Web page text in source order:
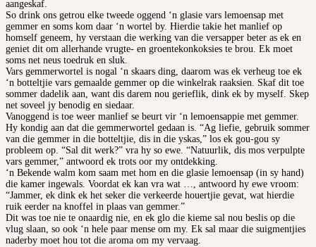
aangeskaf.
So drink ons getrou elke tweede oggend ‘n glasie vars lemoensap met
gemmer en soms kom daar ‘n wortel by. Hierdie takie het manlief op
homself geneem, hy verstaan die werking van die versapper beter as ek en
geniet dit om allerhande vrugte- en groentekonkoksies te brou. Ek moet
soms net neus toedruk en sluk.
Vars gemmerwortel is nogal ‘n skaars ding, daarom was ek verheug toe ek
‘n botteltjie vars gemaalde gemmer op die winkelrak raaksien. Skaf dit toe
sommer dadelik aan, want dis darem nou gerieflik, dink ek by myself. Skep
net soveel jy benodig en siedaar.
Vanoggend is toe weer manlief se beurt vir ‘n lemoensappie met gemmer.
Hy kondig aan dat die gemmerwortel gedaan is. “Ag liefie, gebruik sommer
van die gemmer in die botteltjie, dis in die yskas,” los ek gou-gou sy
probleem op. “Sal dit werk?” vra hy so ewe. “Natuurlik, dis mos verpulpte
vars gemmer,” antwoord ek trots oor my ontdekking.
‘n Bekende walm kom saam met hom en die glasie lemoensap (in sy hand)
die kamer ingewals. Voordat ek kan vra wat …, antwoord hy ewe vroom:
“Jammer, ek dink ek het seker die verkeerde houertjie gevat, wat hierdie
ruik eerder na knoffel in plaas van gemmer.”
Dit was toe nie te onaardig nie, en ek glo die kieme sal nou beslis op die
vlug slaan, so ook ‘n hele paar mense om my. Ek sal maar die suigmentjies
naderby moet hou tot die aroma om my vervaag.